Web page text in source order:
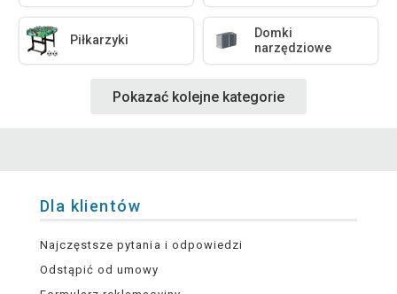
Piłkarzyki
Domki
narzędziowe
Pokazać kolejne kategorie
Dla klientów
Najczęstsze pytania i odpowiedzi
Odstąpić od umowy